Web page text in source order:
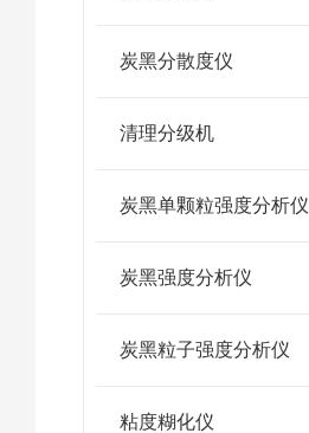
炭黑分散度仪
清理分级机
炭黑单颗粒强度分析仪
炭黑强度分析仪
炭黑粒子强度分析仪
粘度糊化仪